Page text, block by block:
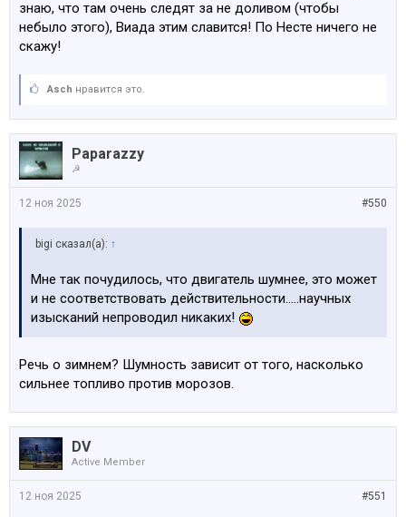
знаю, что там очень следят за не доливом (чтобы
небыло этого), Виада этим славится! По Несте ничего не
скажу!
Asch нравится это.
Paparazzy
☭
#550
12 ноя 2025
bigi сказал(а): ↑
Мне так почудилось, что двигатель шумнее, это может
и не соответствовать действительности.....научных
изысканий непроводил никаких!
Речь о зимнем? Шумность зависит от того, насколько
сильнее топливо против морозов.
DV
Active Member
#551
12 ноя 2025